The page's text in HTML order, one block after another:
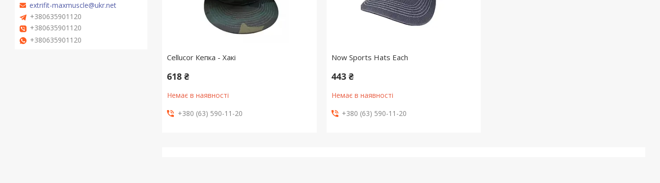
Cellucor Кепка - Хакі
618 ₴
Немає в наявності
+380 (63) 590-11-20
Now Sports Hats Each
443 ₴
Немає в наявності
+380 (63) 590-11-20
extrifit-maxmuscle@ukr.net
+380635901120
+380635901120
+380635901120